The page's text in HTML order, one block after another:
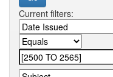
Current filters: